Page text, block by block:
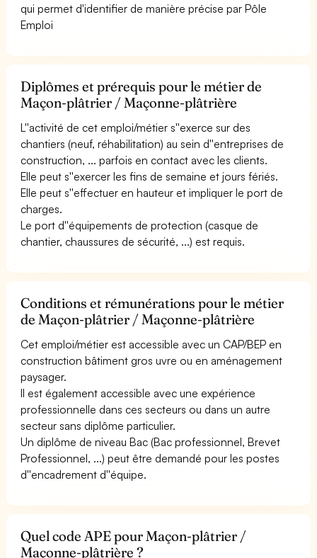
qui permet d'identifier de manière précise par Pôle
Emploi
Diplômes et prérequis pour le métier de
Maçon-plâtrier / Maçonne-plâtrière
L''activité de cet emploi/métier s''exerce sur des
chantiers (neuf, réhabilitation) au sein d''entreprises de
construction, ... parfois en contact avec les clients.
Elle peut s''exercer les fins de semaine et jours fériés.
Elle peut s''effectuer en hauteur et impliquer le port de
charges.
Le port d''équipements de protection (casque de
chantier, chaussures de sécurité, ...) est requis.
Conditions et rémunérations pour le métier
de Maçon-plâtrier / Maçonne-plâtrière
Cet emploi/métier est accessible avec un CAP/BEP en
construction bâtiment gros uvre ou en aménagement
paysager.
Il est également accessible avec une expérience
professionnelle dans ces secteurs ou dans un autre
secteur sans diplôme particulier.
Un diplôme de niveau Bac (Bac professionnel, Brevet
Professionnel, ...) peut être demandé pour les postes
d''encadrement d''équipe.
Quel code APE pour Maçon-plâtrier /
Maçonne-plâtrière ?